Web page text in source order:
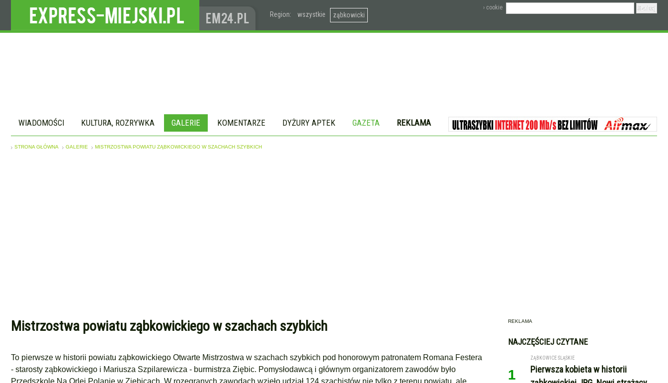
Region: wszystkie ząbkowicki
› cookie
WIADOMOŚCI KULTURA, ROZRYWKA GALERIE KOMENTARZE DYŻURY APTEK GAZETA REKLAMA
STRONA GŁÓWNA GALERIE MISTRZOSTWA POWIATU ZĄBKOWICKIEGO W SZACHACH SZYBKICH
Mistrzostwa powiatu ząbkowickiego w szachach szybkich
To pierwsze w historii powiatu ząbkowickiego Otwarte Mistrzostwa w szachach szybkich pod honorowym patronatem Romana Festera
- starosty ząbkowickiego i Mariusza Szpilarewicza - burmistrza Ziębic. Pomysłodawcą i głównym organizatorem zawodów było
Przedszkole Na Orlej Polanie w Ziębicach. W rozegranych zawodach wzięło udział 124 szachistów nie tylko z terenu powiatu, ale
REKLAMA
NAJCZĘŚCIEJ CZYTANE
1
ZĄBKOWICE ŚLĄSKIE
Pierwsza kobieta w historii